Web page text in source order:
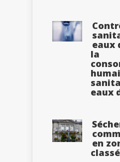
eaux
la
eaux
en